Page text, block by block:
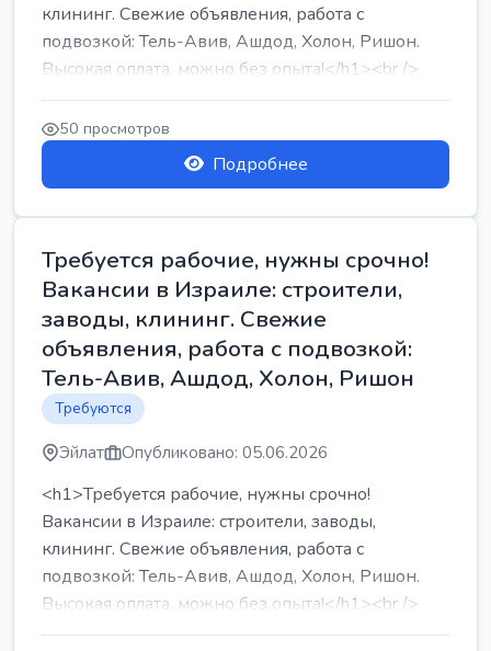
клининг. Свежие объявления, работа с
подвозкой: Тель-Авив, Ашдод, Холон, Ришон.
Высокая оплата, можно без опыта!</h1><br />
...
50 просмотров
Подробнее
Требуется рабочие, нужны срочно!
Вакансии в Израиле: строители,
заводы, клининг. Свежие
объявления, работа с подвозкой:
Тель-Авив, Ашдод, Холон, Ришон
Требуются
Эйлат Опубликовано: 05.06.2026
<h1>Требуется рабочие, нужны срочно!
Вакансии в Израиле: строители, заводы,
клининг. Свежие объявления, работа с
подвозкой: Тель-Авив, Ашдод, Холон, Ришон.
Высокая оплата, можно без опыта!</h1><br />
...